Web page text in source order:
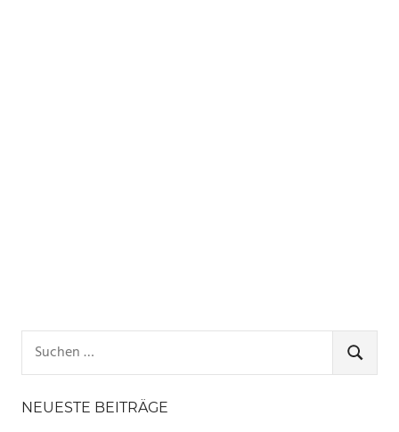
nach:
SUCHEN
NEUESTE BEITRÄGE